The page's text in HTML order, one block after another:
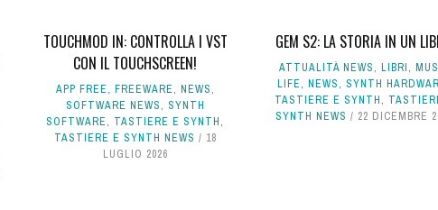
TOUCHMOD IN: CONTROLLA I VST
CON IL TOUCHSCREEN!
APP FREE, FREEWARE, NEWS,
SOFTWARE NEWS, SYNTH
SOFTWARE, TASTIERE E SYNTH,
TASTIERE E SYNTH NEWS
18
LUGLIO 2026
GEM S2: LA STORIA IN UN
ATTUALITÀ NEWS, LIBRI,
LIFE,NEWS, SYNTH
TASTIERE E SYNTH,
SYNTH NEWS
22 DICEMBRE